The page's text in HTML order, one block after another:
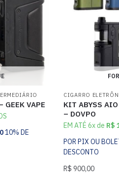
GEEK VAPE
10% DE
CIGARRO
KIT ABYSS
– DOVPO
EM ATÉ 6x de R$
POR PIX OU
DESCONTO
R$ 900,00